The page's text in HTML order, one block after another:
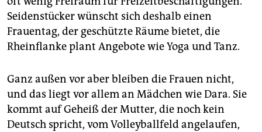
Seidenstücker wünscht sich deshalb einen
Frauentag, der geschützte Räume bietet, die
Rheinflanke plant Angebote wie Yoga und Tanz.
Ganz außen vor aber bleiben die Frauen nicht,
und das liegt vor allem an Mädchen wie Dara. Sie
kommt auf Geheiß der Mutter, die noch kein
Deutsch spricht, vom Volleyballfeld angelaufen,